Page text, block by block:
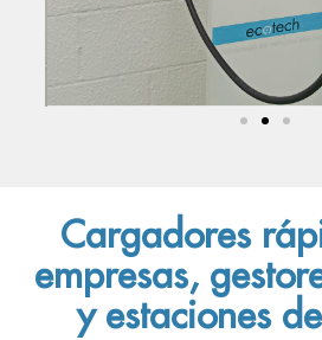
Cargadores
empresas,
y estaciones